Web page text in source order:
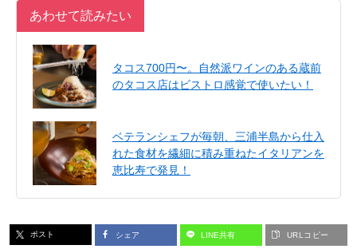
あわせて読みたい
タコス700円〜。自然派ワインのある蔵前
のタコス店はビストロ感覚で使いたい！
ベテランシェフが毎朝、三浦半島から仕入
れた食材を繊細に積み重ねたイタリアンを
恵比寿で発見！
ポスト シェア LINE共有 URLコピー